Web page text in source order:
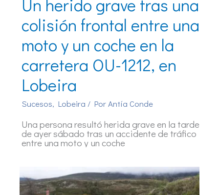
Un herido grave tras una
colisión frontal entre una
moto y un coche en la
carretera OU-1212, en
Lobeira
Sucesos, Lobeira / PorAntía Conde
Una persona resultó herida grave en la tarde
de ayer sábado tras un accidente de tráfico
entre una moto y un coche